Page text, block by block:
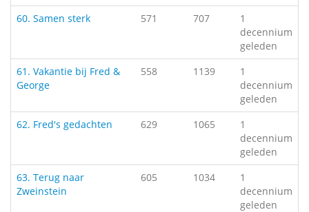
60. Samen sterk
571 707
1
decennium
geleden
61. Vakantie bij Fred &
George
558 1139
1
decennium
geleden
62. Fred's gedachten
629 1065
1
decennium
geleden
63. Terug naar
Zweinstein
605 1034
1
decennium
geleden